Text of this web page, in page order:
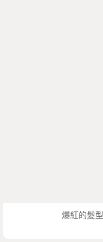
爆紅的髮